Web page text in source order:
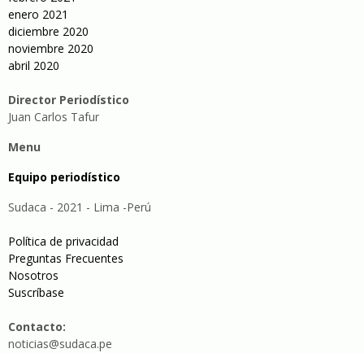
enero 2021
diciembre 2020
noviembre 2020
abril 2020
Director Periodístico
Juan Carlos Tafur
Menu
Equipo periodístico
Sudaca - 2021 - Lima -Perú
Política de privacidad
Preguntas Frecuentes
Nosotros
Suscríbase
Contacto:
noticias@sudaca.pe